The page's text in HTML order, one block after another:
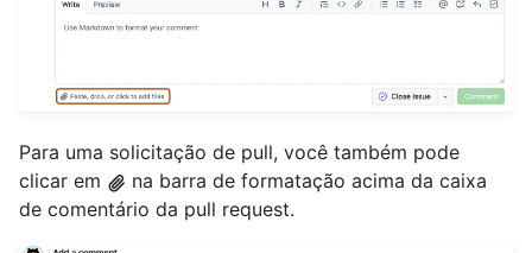
Para uma solicitação de pull, você também pode
clicar em
na barra de formatação acima da caixa
de comentário da pull request.